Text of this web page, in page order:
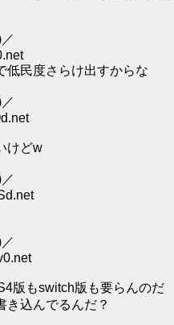
低民度さらけ出すからな
けどw
版もswitch版も要らんのだ
き込んでるんだ？